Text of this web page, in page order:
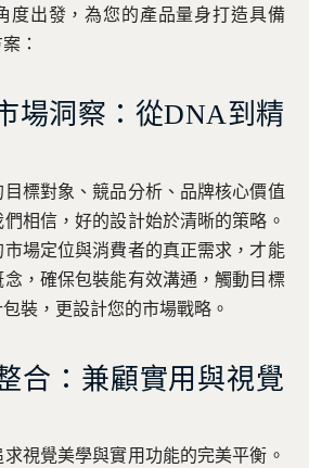
度出發，為您的產品量身打造具備
：
場洞察：從DNA到精
標對象、競品分析、品牌核心價值
相信，好的設計始於清晰的策略。
場定位與消費者的真正需求，才能
，確保包裝能有效溝通，觸動目標
裝，更設計您的市場戰略。
合：兼顧實用與視覺
視覺美學與實用功能的完美平衡。